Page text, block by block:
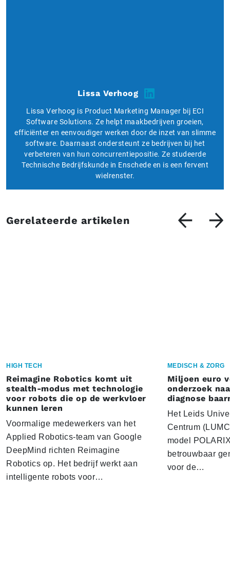
Lissa Verhoog
Lissa Verhoog is Product Marketing Manager bij ECI
Software Solutions. Ze helpt maakbedrijven groeien,
efficiënter en eenvoudiger werken door de inzet van slimme
software. Daarnaast ondersteunt ze bedrijven bij het
verbeteren van hun concurrentiepositie. Ze studeerde
Technische Bedrijfskunde in Enschede en is een fervent
wielrenster.
Gerelateerde artikelen
HIGH TECH
Reimagine Robotics komt uit
stealth-modus met technologie
voor robots die op de werkvloer
kunnen leren
Voormalige medewerkers van het
Applied Robotics-team van Google
DeepMind richten Reimagine
Robotics op. Het bedrijf werkt aan
intelligente robots voor…
MEDISCH & ZORG
Miljoen euro
onderzoek
diagnose
Het Leids
Centrum
model
betrouwbaar
voor de…